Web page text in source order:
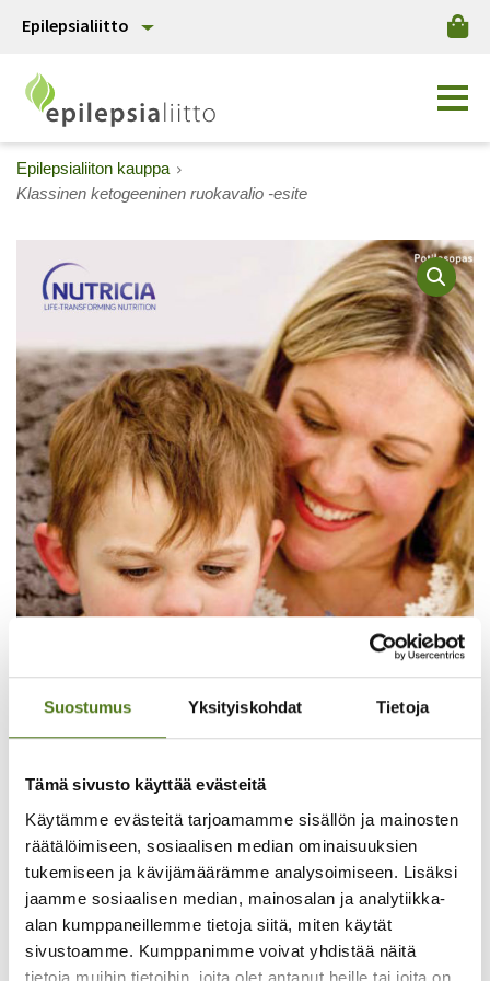
Suostumus Yksityiskohdat Tietoja
Tämä sivusto käyttää evästeitä
Käytämme evästeitä tarjoamamme sisällön ja mainosten
räätälöimiseen, sosiaalisen median ominaisuuksien
tukemiseen ja kävijämäärämme analysoimiseen. Lisäksi
jaamme sosiaalisen median, mainosalan ja analytiikka-
alan kumppaneillemme tietoja siitä, miten käytät
sivustoamme. Kumppanimme voivat yhdistää näitä
tietoja muihin tietoihin, joita olet antanut heille tai joita on
Epilepsialiitto
Epilepsialiiton kauppa
Klassinen ketogeeninen ruokavalio -esite